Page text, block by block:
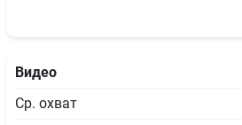
Видео
Ср. охват